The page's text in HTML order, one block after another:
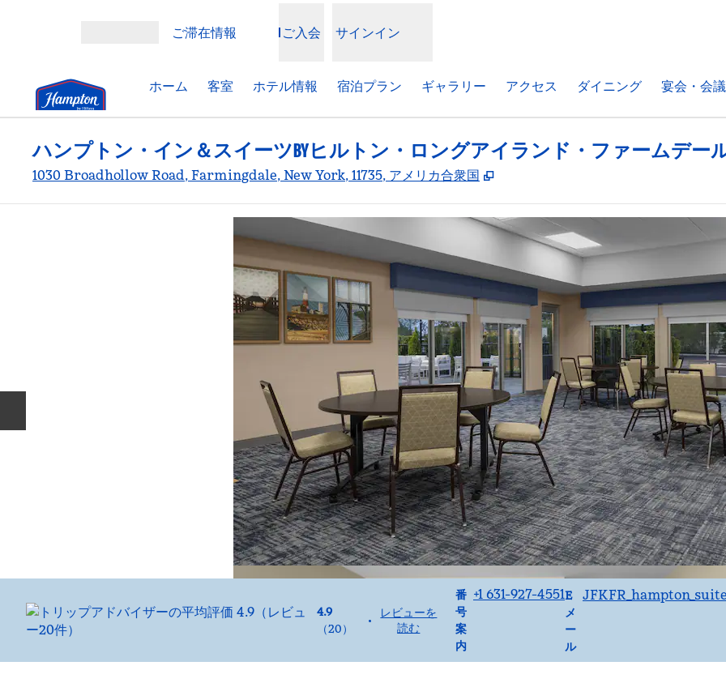
ご滞在情報 ご入会 サインイン
ホーム 客室 ホテル情報 宿泊プラン ギャラリー アクセス ダイニング 宴会・会議
ハンプトン・イン＆スイーツBYヒルトン・ロングアイランド・ファームデー
1030 Broadhollow Road, Farmingdale, New York, 11735, アメリカ合衆国 ,
4.9
（20）
•
レビューを
読む
番
号
案
内
電話+1 631-927-4551E
メ
ー
ル
Eメール